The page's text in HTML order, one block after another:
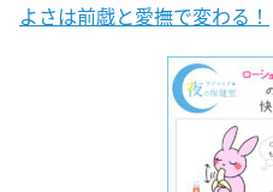
よさは前戯と愛撫で変わる！